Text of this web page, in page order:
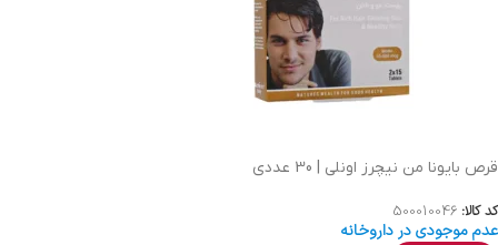
قرص بایونا من نیچرز اونلی | 30 عددی
کد کالا: 500010046
عدم موجودی در داروخانه